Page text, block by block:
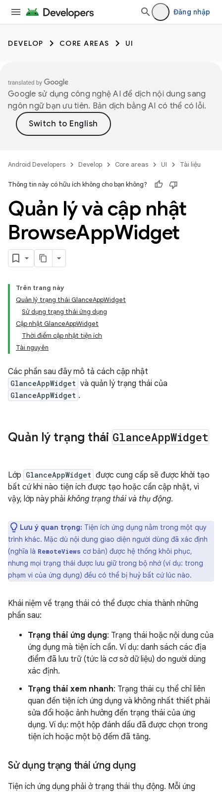
Đăng nhập
DEVELOP CORE AREAS UI
Google sử dụng công nghệ AI để dịch nội dung sang
ngôn ngữ bạn ưu tiên. Bản dịch bằng AI có thể có lỗi.
Android Developers Develop Core areas UI Tài liệu
Thông tin này có hữu ích không cho bạn không?
Quản lý và cập nhật
BrowseAppWidget
Trên trang này
Quản lý trạng thái GlanceAppWidget
Sử dụng trạng thái ứng dụng
Cập nhật GlanceAppWidget
Thời điểm cập nhật tiện ích
Tài nguyên
Các phần sau đây mô tả cách cập nhật
GlanceAppWidget và quản lý trạng thái của
GlanceAppWidget .
Quản lý trạng thái GlanceAppWidget
Lớp GlanceAppWidget được cung cấp sẽ được khởi tạo
bất cứ khi nào tiện ích được tạo hoặc cần cập nhật, vì
vậy, lớp này phải không trạng thái và thụ động.
Lưu ý quan trọng: Tiện ích ứng dụng nằm trong một quy
trình khác. Mặc dù nội dung giao diện người dùng đã xác định
(nghĩa là RemoteViews cơ bản) được hệ thống khôi phục,
nhưng mọi trạng thái được lưu giữ trong bộ nhớ (ví dụ: trong
phạm vi của ứng dụng) đều có thể bị huỷ bất cứ lúc nào.
Khái niệm về trạng thái có thể được chia thành những
phần sau:
Trạng thái ứng dụng: Trạng thái hoặc nội dung của
ứng dụng mà tiện ích cần. Ví dụ: danh sách các địa
điểm đã lưu trữ (tức là cơ sở dữ liệu) do người dùng
xác định.
Trạng thái xem nhanh: Trạng thái cụ thể chỉ liên
quan đến tiện ích ứng dụng và không nhất thiết phải
sửa đổi hoặc ảnh hưởng đến trạng thái của ứng
dụng. Ví dụ: một hộp đánh dấu đã được chọn trong
tiện ích hoặc một bộ đếm đã tăng.
Sử dụng trạng thái ứng dụng
Tiện ích ứng dụng phải ở trạng thái thụ động. Mỗi ứng